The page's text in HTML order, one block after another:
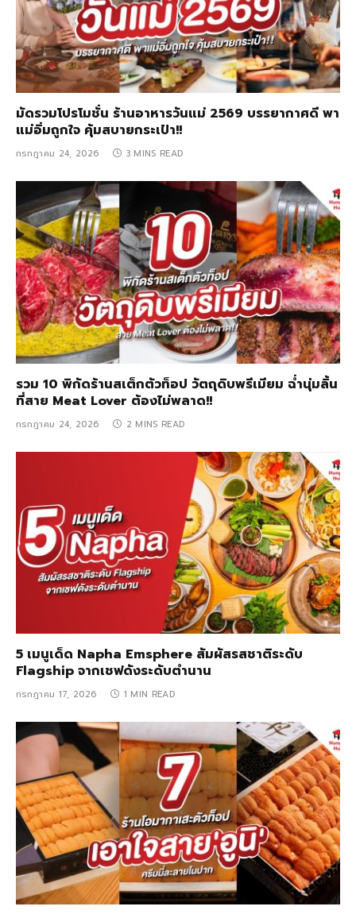
มัดรวมโปรโมชั่น ร้านอาหารวันแม่ 2569 บรรยากาศดี พา
แม่อิ่มถูกใจ คุ้มสบายกระเป๋า!!
กรกฎาคม 24, 2026 3 MINS READ
รวม 10 พิกัดร้านสเต็กตัวท็อป วัตถุดิบพรีเมียม ฉ่ำนุ่มลิ้น
ที่สาย Meat Lover ต้องไม่พลาด!!
กรกฎาคม 24, 2026 2 MINS READ
5 เมนูเด็ด Napha Emsphere สัมผัสรสชาติระดับ
Flagship จากเชฟดังระดับตำนาน
กรกฎาคม 17, 2026 1 MIN READ